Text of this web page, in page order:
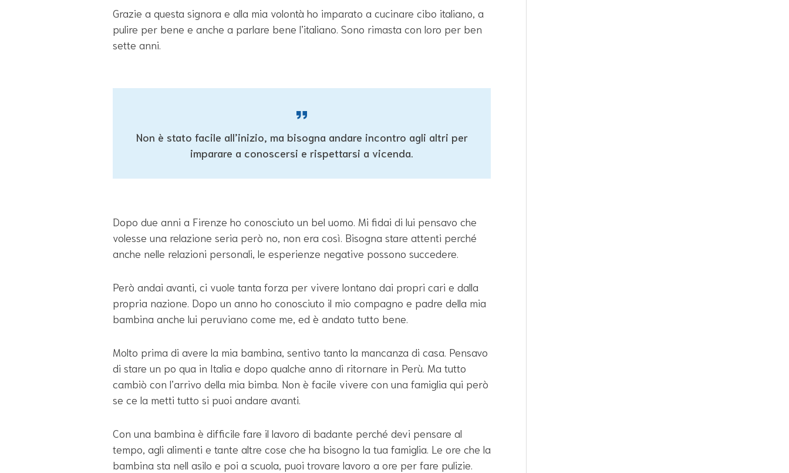
Grazie a questa signora e alla mia volontà ho imparato a cucinare cibo italiano, a
pulire per bene e anche a parlare bene l’italiano. Sono rimasta con loro per ben
sette anni.
Non è stato facile all’inizio, ma bisogna andare incontro agli altri per
imparare a conoscersi e rispettarsi a vicenda.
Dopo due anni a Firenze ho conosciuto un bel uomo. Mi fidai di lui pensavo che
volesse una relazione seria però no, non era così. Bisogna stare attenti perché
anche nelle relazioni personali, le esperienze negative possono succedere.
Però andai avanti, ci vuole tanta forza per vivere lontano dai propri cari e dalla
propria nazione. Dopo un anno ho conosciuto il mio compagno e padre della mia
bambina anche lui peruviano come me, ed è andato tutto bene.
Molto prima di avere la mia bambina, sentivo tanto la mancanza di casa. Pensavo
di stare un po qua in Italia e dopo qualche anno di ritornare in Perù. Ma tutto
cambiò con l’arrivo della mia bimba. Non è facile vivere con una famiglia qui però
se ce la metti tutto si puoi andare avanti.
Con una bambina è difficile fare il lavoro di badante perché devi pensare al
tempo, agli alimenti e tante altre cose che ha bisogno la tua famiglia. Le ore che la
bambina sta nell asilo e poi a scuola, puoi trovare lavoro a ore per fare pulizie.